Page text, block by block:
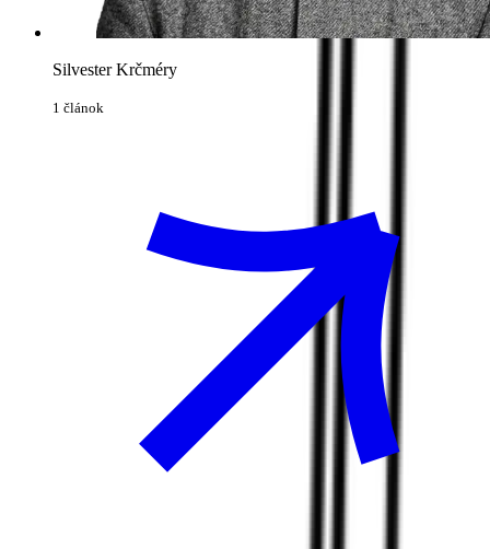
Silvester Krčméry
1 článok